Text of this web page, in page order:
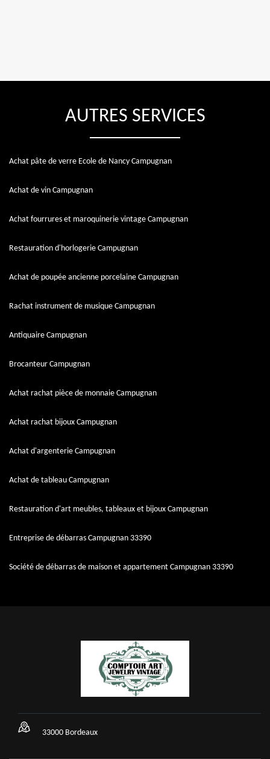
AUTRES SERVICES
Achat pâte de verre Ecole de Nancy Campugnan
Achat de vin Campugnan
Achat fourrures et maroquinerie vintage Campugnan
Restauration d'horlogerie Campugnan
Achat de poupée ancienne porcelaine Campugnan
Rachat instrument de musique Campugnan
Antiquaire Campugnan
Brocanteur Campugnan
Achat rachat pièce de monnaie Campugnan
Achat rachat bijoux Campugnan
Achat d'argenterie Campugnan
Achat de tableau Campugnan
Restauration d'art meubles, tableaux et bijoux Campugnan
Entreprise de débarras Campugnan 33390
Société de débarras de maison et appartement Campugnan 33390
33000 Bordeaux